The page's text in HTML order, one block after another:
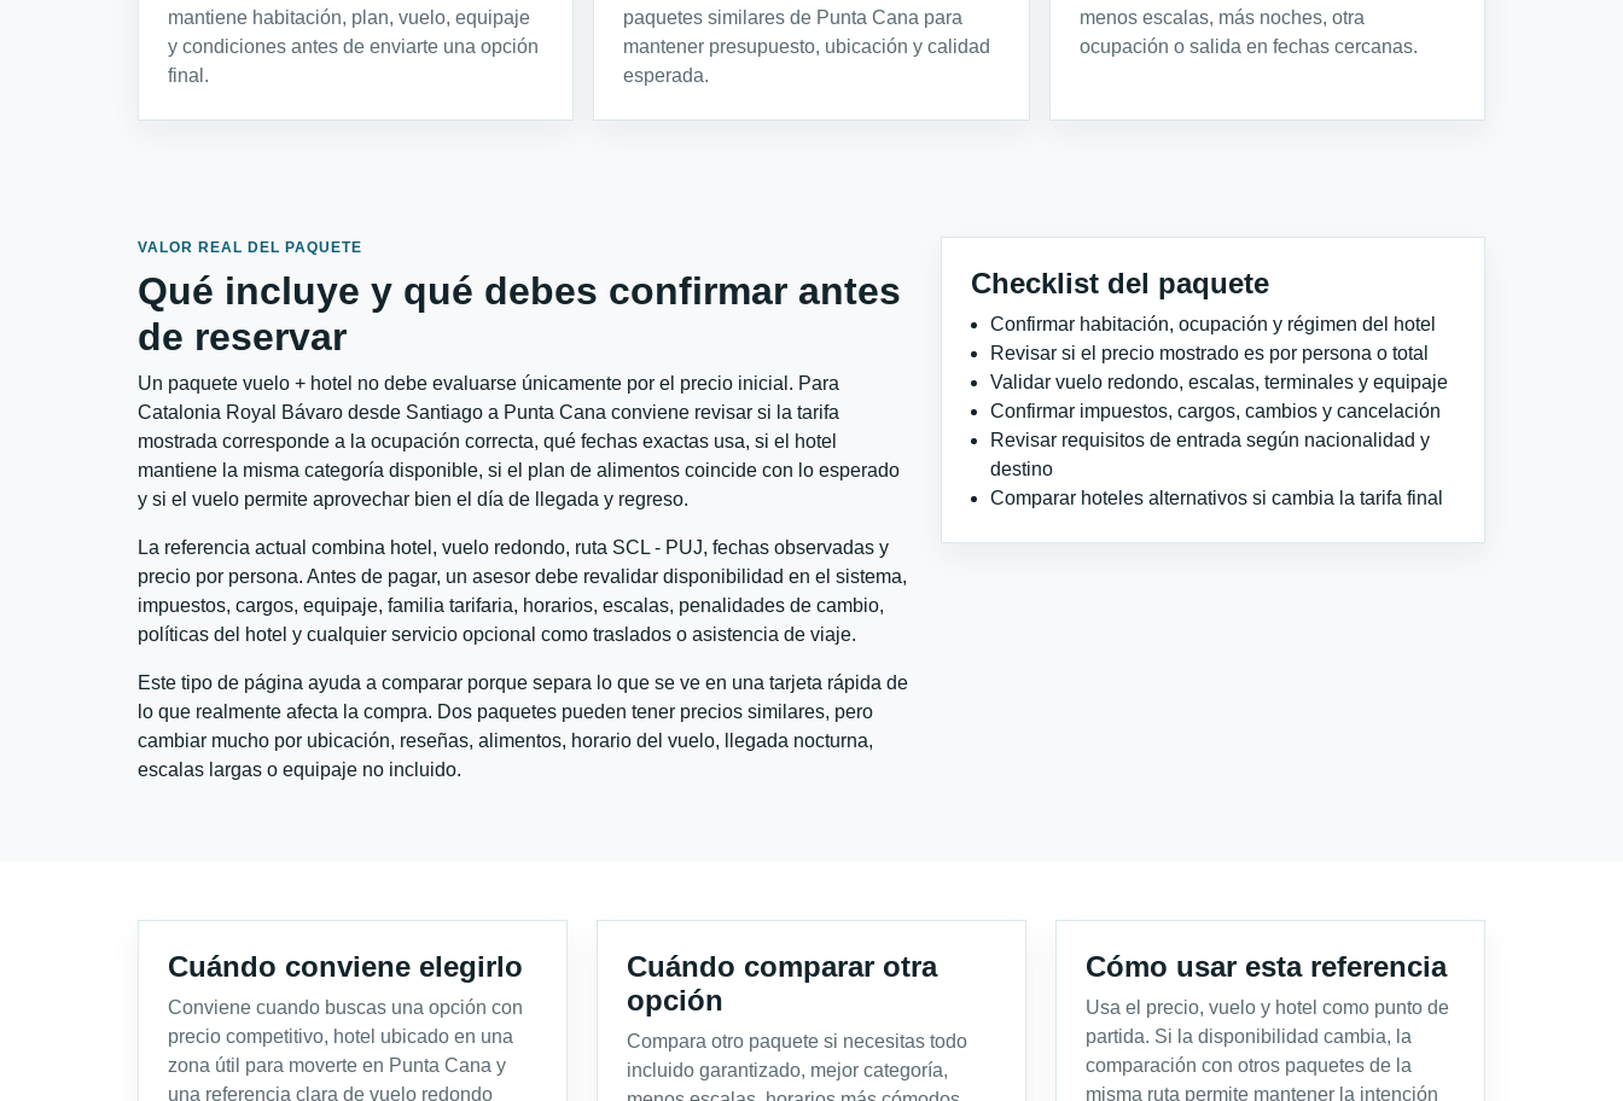
mantiene habitación, plan, vuelo, equipaje
y condiciones antes de enviarte una opción
final.
paquetes similares de Punta Cana para
mantener presupuesto, ubicación y calidad
esperada.
menos escalas, más noches, otra
ocupación o salida en fechas cercanas.
VALOR REAL DEL PAQUETE
Qué incluye y qué debes confirmar antes
de reservar
Un paquete vuelo + hotel no debe evaluarse únicamente por el precio inicial. Para
Catalonia Royal Bávaro desde Santiago a Punta Cana conviene revisar si la tarifa
mostrada corresponde a la ocupación correcta, qué fechas exactas usa, si el hotel
mantiene la misma categoría disponible, si el plan de alimentos coincide con lo esperado
y si el vuelo permite aprovechar bien el día de llegada y regreso.
La referencia actual combina hotel, vuelo redondo, ruta SCL - PUJ, fechas observadas y
precio por persona. Antes de pagar, un asesor debe revalidar disponibilidad en el sistema,
impuestos, cargos, equipaje, familia tarifaria, horarios, escalas, penalidades de cambio,
políticas del hotel y cualquier servicio opcional como traslados o asistencia de viaje.
Este tipo de página ayuda a comparar porque separa lo que se ve en una tarjeta rápida de
lo que realmente afecta la compra. Dos paquetes pueden tener precios similares, pero
cambiar mucho por ubicación, reseñas, alimentos, horario del vuelo, llegada nocturna,
escalas largas o equipaje no incluido.
Checklist del paquete
Confirmar habitación, ocupación y régimen del hotel
Revisar si el precio mostrado es por persona o total
Validar vuelo redondo, escalas, terminales y equipaje
Confirmar impuestos, cargos, cambios y cancelación
Revisar requisitos de entrada según nacionalidad y
destino
Comparar hoteles alternativos si cambia la tarifa final
Cuándo conviene elegirlo
Conviene cuando buscas una opción con
precio competitivo, hotel ubicado en una
zona útil para moverte en Punta Cana y
una referencia clara de vuelo redondo
Cuándo comparar otra
opción
Compara otro paquete si necesitas todo
incluido garantizado, mejor categoría,
Cómo usar esta referencia
Usa el precio, vuelo y hotel como punto de
partida. Si la disponibilidad cambia, la
comparación con otros paquetes de la
misma ruta permite mantener la intención